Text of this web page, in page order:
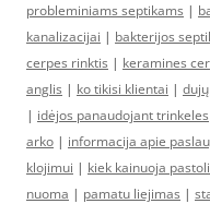
probleminiams septikams |
kanalizacijai | bakterijos
cerpes rinktis | keramines
anglis | ko tikisi klientai |
| idėjos panaudojant trinkeles
arko | informacija apie
klojimui | kiek kainuoja
nuoma | pamatu liejimas |